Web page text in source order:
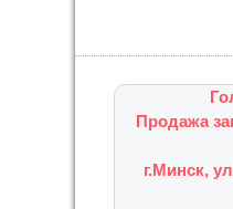
Продажа
г.Минск,